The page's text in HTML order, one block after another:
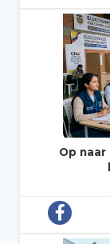
Op